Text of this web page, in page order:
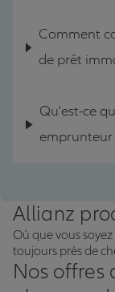
Comment
de prêt
Qu'est-ce
emprunteur
Allianz
Où que vous
toujours près de
Nos offres